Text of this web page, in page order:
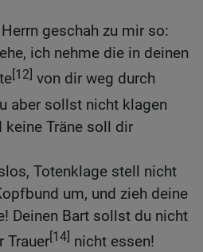
geschah zu mir so:
ich nehme die in deinen
[12] von dir weg durch
aber sollst nicht klagen
keine Träne soll dir
Totenklage stell nicht
um, und zieh deine
Deinen Bart sollst du nicht
Trauer[14] nicht essen!